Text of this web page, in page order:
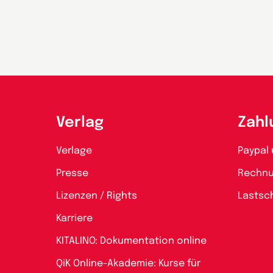
Verlag
Verlage
Presse
Lizenzen / Rights
Karriere
KITALINO: Dokumentation online
QiK Online-Akademie: Kurse für